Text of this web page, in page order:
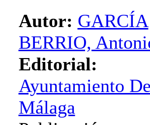
Autor: GARCÍA
BERRIO,
Editorial:
Ayuntamiento
Málaga